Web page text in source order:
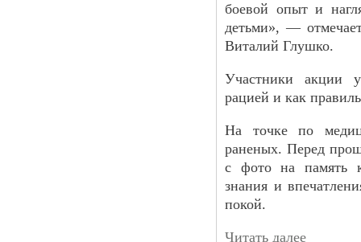
боевой опыт и
детьми», —
Виталий Глушко.
Участники акции
рацией и как
На точке по
раненых. Перед
с фото на память
знания и
покой.
Читать далее